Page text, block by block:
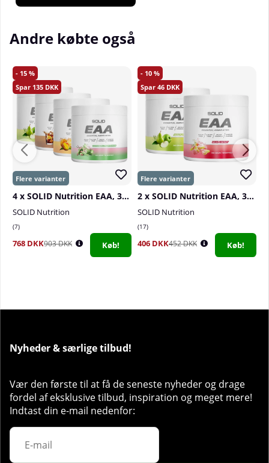
Størrelsesguide:
S: 75 cm
M: 85 cm
Andre købte også
15
135
4 x SOLID Nutrition EAA, 300 g
SOLID Nutrition
7
768 DKK903 DKK Køb!
10
46
2 x SOLID Nutrition EAA, 300 g
SOLID Nutrition
17
406 DKK452 DKK Køb!
Nyheder & særlige tilbud!
Vær den første til at få de seneste nyheder og drage
fordel af eksklusive tilbud, inspiration og meget mere!
Indtast din e-mail nedenfor: